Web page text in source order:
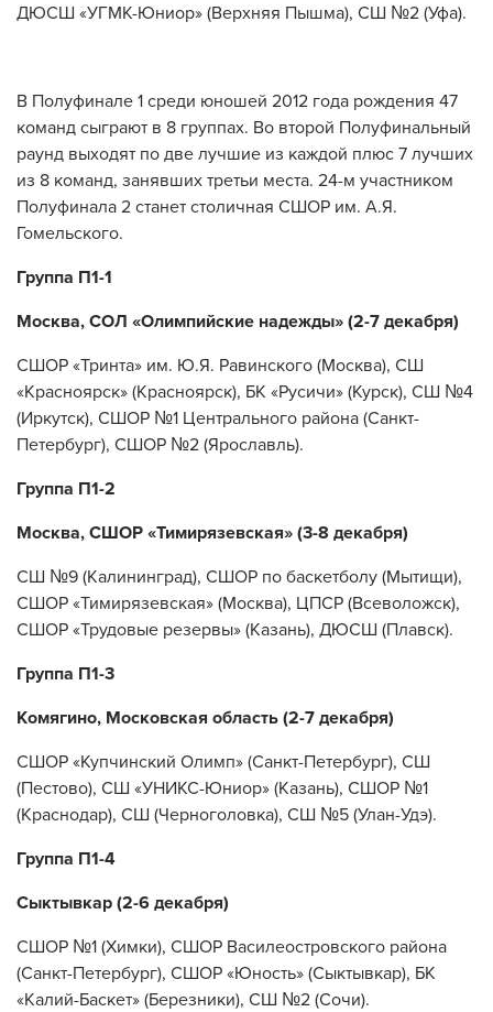
ДЮСШ «УГМК-Юниор» (Верхняя Пышма), СШ №2 (Уфа).
В Полуфинале 1 среди юношей 2012 года рождения 47
команд сыграют в 8 группах. Во второй Полуфинальный
раунд выходят по две лучшие из каждой плюс 7 лучших
из 8 команд, занявших третьи места. 24-м участником
Полуфинала 2 станет столичная СШОР им. А.Я.
Гомельского.
Группа П1-1
Москва, СОЛ «Олимпийские надежды» (2-7 декабря)
СШОР «Тринта» им. Ю.Я. Равинского (Москва), СШ
«Красноярск» (Красноярск), БК «Русичи» (Курск), СШ №4
(Иркутск), СШОР №1 Центрального района (Санкт-
Петербург), СШОР №2 (Ярославль).
Группа П1-2
Москва, СШОР «Тимирязевская» (3-8 декабря)
СШ №9 (Калининград), СШОР по баскетболу (Мытищи),
СШОР «Тимирязевская» (Москва), ЦПСР (Всеволожск),
СШОР «Трудовые резервы» (Казань), ДЮСШ (Плавск).
Группа П1-3
Комягино, Московская область (2-7 декабря)
СШОР «Купчинский Олимп» (Санкт-Петербург), СШ
(Пестово), СШ «УНИКС-Юниор» (Казань), СШОР №1
(Краснодар), СШ (Черноголовка), СШ №5 (Улан-Удэ).
Группа П1-4
Сыктывкар (2-6 декабря)
СШОР №1 (Химки), СШОР Василеостровского района
(Санкт-Петербург), СШОР «Юность» (Сыктывкар), БК
«Калий-Баскет» (Березники), СШ №2 (Сочи).